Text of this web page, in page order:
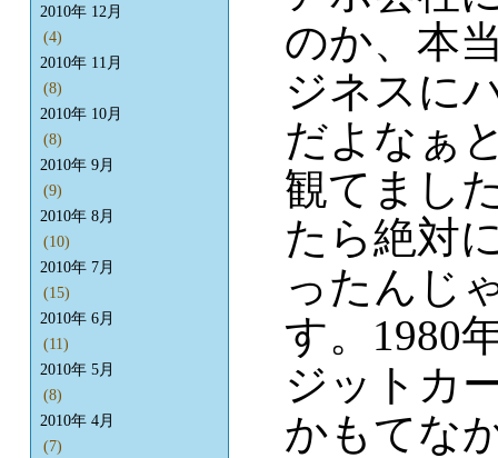
のか、本
ジネスに
だよなぁ
観てまし
たら絶対
ったんじ
す。1980
ジットカ
かもてな
2010年 12月
(4)
2010年 11月
(8)
2010年 10月
(8)
2010年 9月
(9)
2010年 8月
(10)
2010年 7月
(15)
2010年 6月
(11)
2010年 5月
(8)
2010年 4月
(7)